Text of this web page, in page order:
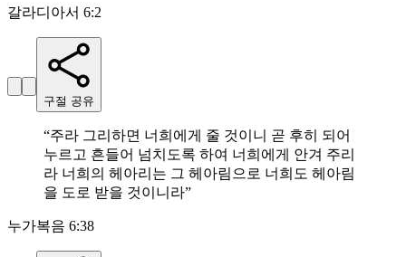
갈라디아서 6:2
구절 공유
“주라 그리하면 너희에게 줄 것이니 곧 후히 되어
누르고 흔들어 넘치도록 하여 너희에게 안겨 주리
라 너희의 헤아리는 그 헤아림으로 너희도 헤아림
을 도로 받을 것이니라”
누가복음 6:38